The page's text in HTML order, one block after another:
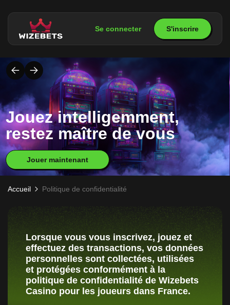
Se connecter S'inscrire
Jouez intelligemment,
restez maître de vous
Jouer maintenant
Accueil Politique de confidentialité
Lorsque vous vous inscrivez, jouez et
effectuez des transactions, vos données
personnelles sont collectées, utilisées
et protégées conformément à la
politique de confidentialité de Wizebets
Casino pour les joueurs dans France.